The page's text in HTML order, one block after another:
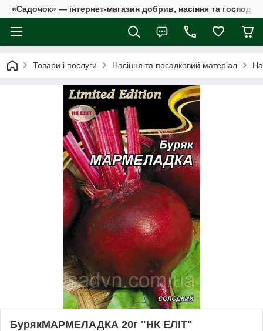
«Садочок» — інтернет-магазин добрив, насіння та
Товари і послуги Насіння та посадковий матеріал
БурякМАРМЕЛАДКА 20г "НК ЕЛІТ"